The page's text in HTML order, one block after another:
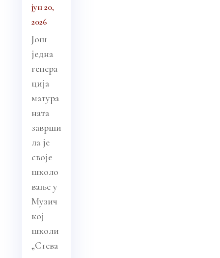
јун 20,
2026
Још
једна
генера
ција
матура
ната
заврши
ла је
своје
школо
вање у
Музич
кој
школи
„Стева